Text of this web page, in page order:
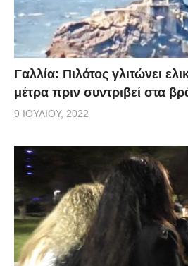
Γαλλία: Πιλότος γλιτώνει
μέτρα πριν συντριβεί στα
9 ΙΟΥΛΊΟΥ, 2022